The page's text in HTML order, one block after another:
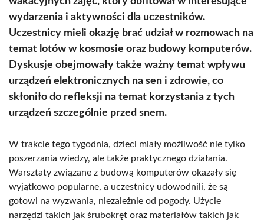
wydarzenia i aktywności dla uczestników.
Uczestnicy mieli okazję brać udział w rozmowach na
temat lotów w kosmosie oraz budowy komputerów.
Dyskusje obejmowały także ważny temat wpływu
urządzeń elektronicznych na sen i zdrowie, co
skłoniło do refleksji na temat korzystania z tych
urządzeń szczególnie przed snem.
W trakcie tego tygodnia, dzieci miały możliwość nie tylko
poszerzania wiedzy, ale także praktycznego działania.
Warsztaty związane z budową komputerów okazały się
wyjątkowo popularne, a uczestnicy udowodnili, że są
gotowi na wyzwania, niezależnie od pogody. Użycie
narzędzi takich jak śrubokręt oraz materiałów takich jak